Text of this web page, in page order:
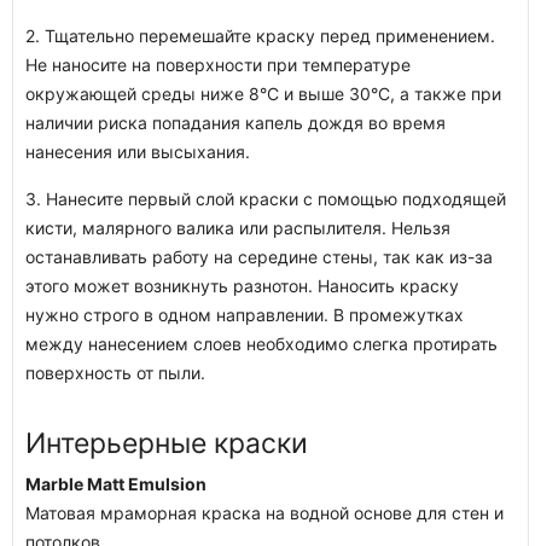
2. Тщательно перемешайте краску перед применением.
Не наносите на поверхности при температуре
окружающей среды ниже 8°С и выше 30°С, а также при
наличии риска попадания капель дождя во время
нанесения или высыхания.
3. Нанесите первый слой краски с помощью подходящей
кисти, малярного валика или распылителя. Нельзя
останавливать работу на середине стены, так как из-за
этого может возникнуть разнотон. Наносить краску
нужно строго в одном направлении. В промежутках
между нанесением слоев необходимо слегка протирать
поверхность от пыли.
Интерьерные краски
Marble Matt Emulsion
Матовая мраморная краска на водной основе для стен и
потолков.